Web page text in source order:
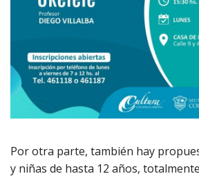
Por otra parte, también hay
y niñas de hasta 12 años,